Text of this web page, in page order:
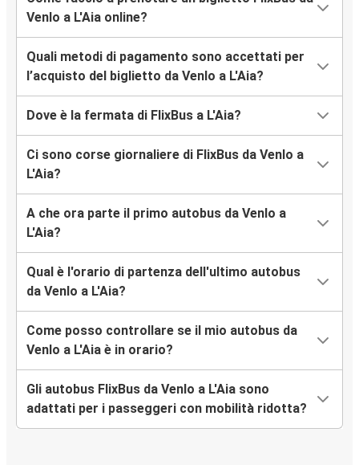
Venlo a L'Aia online?
Quali metodi di pagamento sono accettati per
l’acquisto del biglietto da Venlo a L'Aia?
Dove è la fermata di FlixBus a L'Aia?
Ci sono corse giornaliere di FlixBus da Venlo a
L'Aia?
A che ora parte il primo autobus da Venlo a
L'Aia?
Qual è l'orario di partenza dell'ultimo autobus
da Venlo a L'Aia?
Come posso controllare se il mio autobus da
Venlo a L'Aia è in orario?
Gli autobus FlixBus da Venlo a L'Aia sono
adattati per i passeggeri con mobilità ridotta?